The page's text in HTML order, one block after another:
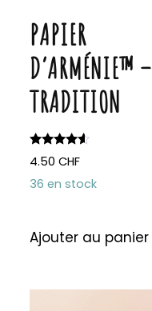
PAPIER
D’ARMÉNIE™ –
TRADITION
Note
4.33
sur 5
4.50CHF
36 en stock
Ajouter au panier